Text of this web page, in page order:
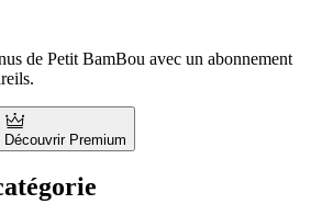
de Petit BamBou avec un abonnement
Découvrir Premium